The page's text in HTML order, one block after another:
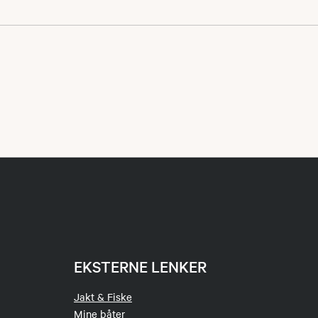
jakt
før, under og
EKSTERNE LENKER
Jakt & Fiske
Mine båter